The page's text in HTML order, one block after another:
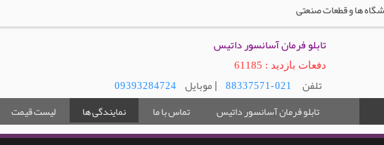
ها و قطعات صنعتی
تابلو فرمان آسانسور داتیس
دفعات بازدید : 61185
تلفن 021-88337571 | موبایل 09393284724
تابلو فرمان آسانسور داتیس تماس با ما نمایندگی ها لیست قیمت